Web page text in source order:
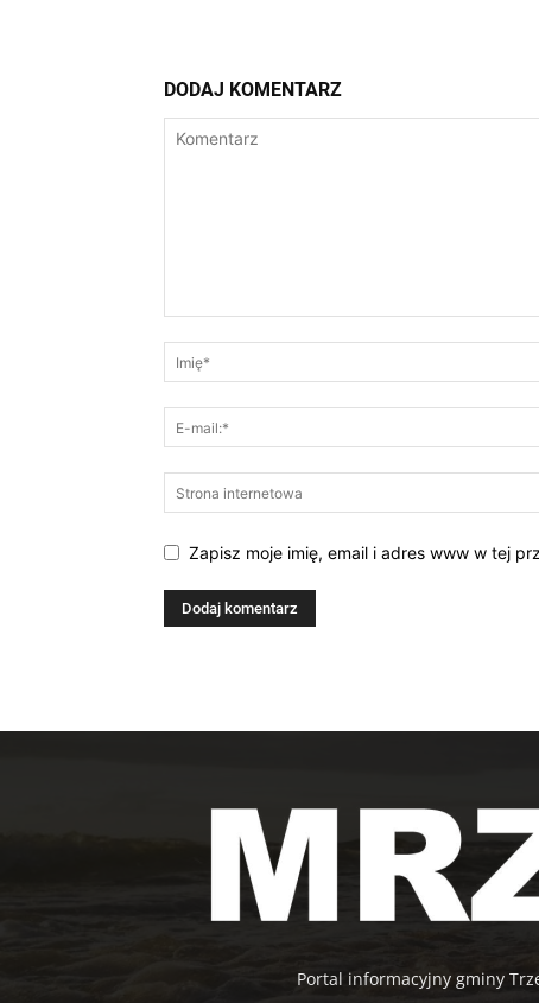
DODAJ KOMENTARZ
Zapisz moje imię, email i adres www w tej
Portal informacyjny gminy